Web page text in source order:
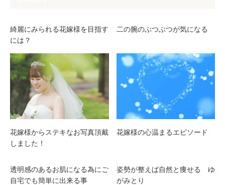
綺麗にみられる花嫁様を目指す
には？
二の腕のぶつぶつが気になる
花嫁様からステキなお写真頂戴
しました！
花嫁様の心温まるエピソード
透明感のあるお肌になる為にご
自宅でも簡単に出来る事
姿勢が整えば自然と痩せる ゆ
がみとり